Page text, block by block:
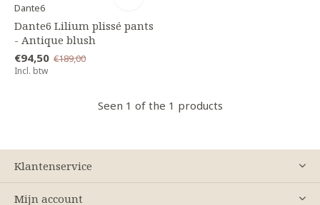
Dante6
Dante6 Lilium plissé pants
- Antique blush
€94,50 €189,00
Incl. btw
Seen 1 of the 1 products
Klantenservice
Mijn account